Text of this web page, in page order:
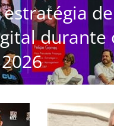
estratégia de
durante